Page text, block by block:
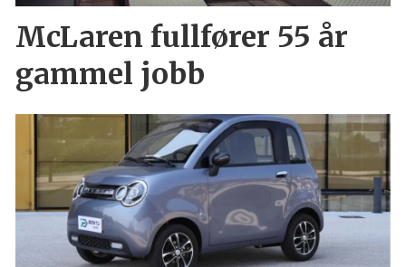
McLaren fullfører 55 år
gammel jobb